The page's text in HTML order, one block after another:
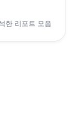
한 리포트 모음